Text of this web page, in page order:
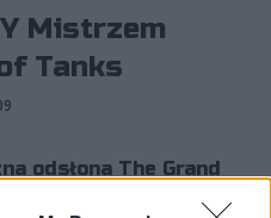
Mistrzem
Tanks
odsłona The Grand
Świata w World of